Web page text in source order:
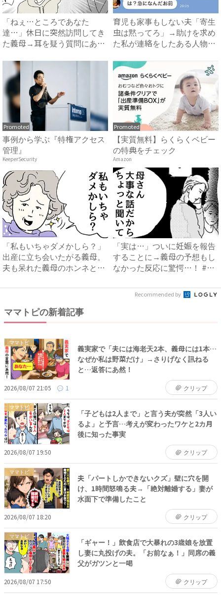
「ねぇ…ところであなた
達…」休日に突然訪問してき
た義母→耳を疑う質問にあ
育児も家事もしない夫「寄生
虫は黙ってろ」→助けを求め
た私が連絡をしたある人物と
Promoted
事例から学ぶ『特権アクセス
管理』
KeeperSecurity
Promoted
【実質無料】らくらくベビー
の特典をチェック
Amazon
「私もいちゃダメかしら？」
出産に立ち会いたがる義母。
夫も呆れた義母のホンネと
「実は…」ついに妊娠を報告
することに→義母の予想もし
なかった反応に驚愕…！ #
Recommended by
ママトピの新着記事
ママトピ
義実家で「夫には海老天2本、義母には1本…
なぜか私は野菜だけ」→さりげなく訊ねる
と…返答にあ然！
2026/08/07 21:05 1 クリップ
ママトピ
「子どもは2人まで」と言う夫が突然「3人い
るよ」と予言…考えが変わったワケと2カ月
後に知った事実
2026/08/07 19:50 クリップ
ママトピ
夫「パートしかできないクズ」壁に穴を開
け、1時間怒鳴る夫→「絶対離婚する」妻が
水面下で準備したこと
2026/08/07 18:20 クリップ
ママトピ
「ギャー！」飲食店で大暴れの3歳娘を放置
し妻に丸投げの夫。「お前なぁ！」同席の義
父がガツンと一喝
2026/08/07 17:50 クリップ